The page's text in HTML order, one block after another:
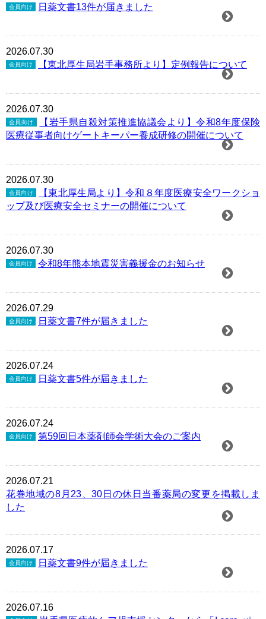
会員向け 日薬文書13件が届きました
2026.07.30
会員向け 【東北厚生局岩手事務所より】定例報告について
2026.07.30
会員向け
【岩手県自殺対策推進協議会より】令和8年度保険
医療従事者向けゲートキーパー養成研修の開催について
2026.07.30
会員向け
【東北厚生局より】令和８年度医療安全ワークショ
ップ及び医療安全セミナーの開催について
2026.07.30
会員向け 令和8年熊本地震災害義援金のお知らせ
2026.07.29
会員向け 日薬文書7件が届きました
2026.07.24
会員向け 日薬文書5件が届きました
2026.07.24
会員向け 第59回日本薬剤師会学術大会のご案内
2026.07.21
花巻地域の8月23、30日の休日当番薬局の変更を掲載しま
した
2026.07.17
会員向け 日薬文書9件が届きました
2026.07.16